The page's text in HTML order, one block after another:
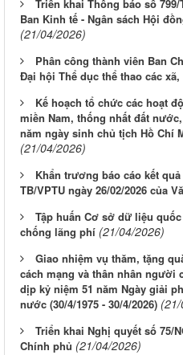
Triển khai Thông báo số 799/
Ban Kinh tế - Ngân sách Hội
(21/04/2026)
Phân công thành viên Ban
Đại hội Thể dục thể thao các
Kế hoạch tổ chức các hoạt
miền Nam, thống nhất đất nước,
năm ngày sinh chủ tịch Hồ Chí
(21/04/2026)
Khẩn trương báo cáo kết
TB/VPTU ngày 26/02/2026 của
Tập huấn Cơ sở dữ liệu
chống lãng phí (21/04/2026)
Giao nhiệm vụ thăm, tặng
cách mạng và thân nhân người
dịp kỷ niệm 51 năm Ngày giải
nước (30/4/1975 - 30/4/2026)
Triển khai Nghị quyết số 75/
Chính phủ (21/04/2026)